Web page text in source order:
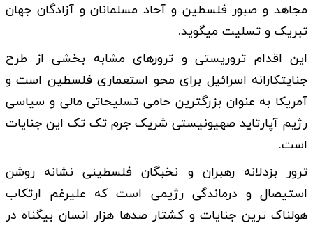
مجاهد و صبور فلسطین و آحاد مسلمانان و آزادگان جهان
تبریک و تسلیت میگوید.
این اقدام تروریستی و ترورهای مشابه بخشی از طرح
جنایتکارانه اسرائیل برای محو استعماری فلسطین است و
آمریکا به عنوان بزرگترین حامی تسلیحاتی مالی و سیاسی
رژیم آپارتاید صهیونیستی شریک جرم تک تک این جنایات
است.
ترور بزدلانه رهبران و نخبگان فلسطینی نشانه روشن
استیصال و درماندگی رژیمی است که علیرغم ارتکاب
هولناک ترین جنایات و کشتار صدها هزار انسان بیگناه در